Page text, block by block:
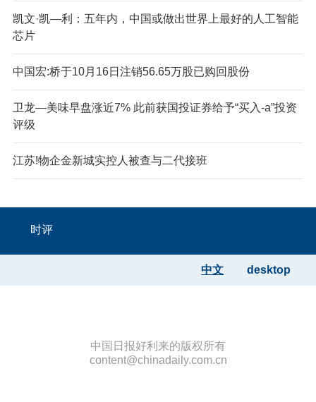
凯文·凯—利：五年内，中国或做出世界上最好的人工智能
芯片
中国宏:桥于10月16日注销56.65万股已购回股份
卫龙—美味早盘涨近7% 此前获国投证券给予“买入-a”投资
评级
江苏!物企金新城实控人被查与二代接班
时评
desktop
中文
中国日报好利来的版权所有
content@chinadaily.com.cn